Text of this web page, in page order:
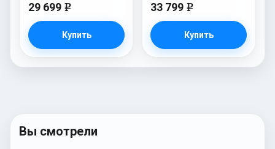
29 699 e
Купить
33 799 e
Купить
Вы смотрели